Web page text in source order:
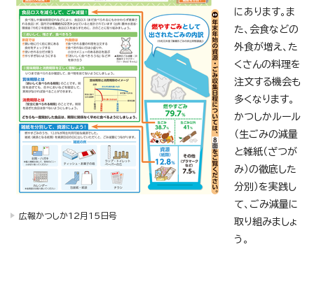
広報かつしか12月15日号
にあります。ま
た、会食などの
外食が増え、た
くさんの料理を
注文する機会も
多くなります。
かつしかルール
（生ごみの減量
と雑紙（ざつが
み）の徹底した
分別）を実践し
て、ごみ減量に
取り組みましょ
う。